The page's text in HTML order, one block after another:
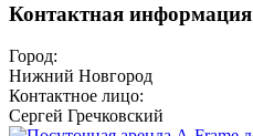
Контактная информация
Город:
Нижний Новгород
Контактное лицо:
Сергей Гречковский